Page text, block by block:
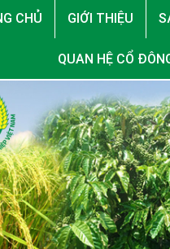
CHỦ GIỚI THIỆU
QUAN HỆ CỔ